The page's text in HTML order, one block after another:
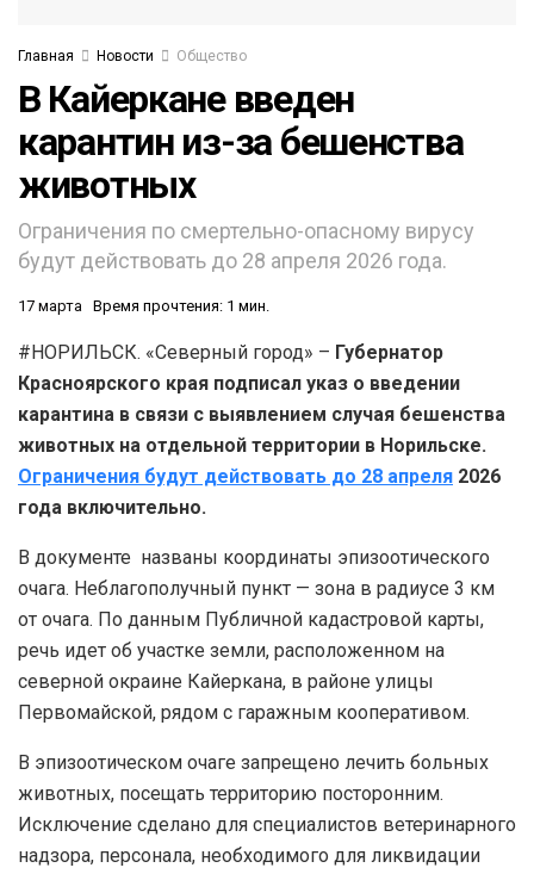
Главная Новости Общество
В Кайеркане введен
карантин из-за бешенства
животных
Ограничения по смертельно-опасному вирусу
будут действовать до 28 апреля 2026 года.
17 марта Время прочтения: 1 мин.
#НОРИЛЬСК. «Северный город» – Губернатор
Красноярского края подписал указ о введении
карантина в связи с выявлением случая бешенства
животных на отдельной территории в Норильске.
Ограничения будут действовать до 28 апреля 2026
года включительно.
В документе названы координаты эпизоотического
очага. Неблагополучный пункт — зона в радиусе 3 км
от очага. По данным Публичной кадастровой карты,
речь идет об участке земли, расположенном на
северной окраине Кайеркана, в районе улицы
Первомайской, рядом с гаражным кооперативом.
В эпизоотическом очаге запрещено лечить больных
животных, посещать территорию посторонним.
Исключение сделано для специалистов ветеринарного
надзора, персонала, необходимого для ликвидации